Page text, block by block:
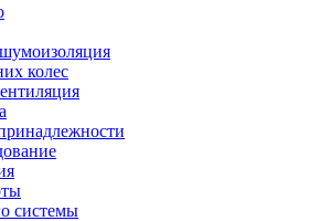
колес
системы